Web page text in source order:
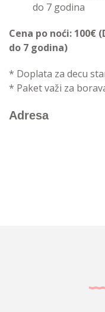
do 7 godina
Cena po noći: 100€
do 7 godina)
* Doplata za decu
* Paket važi za
Adresa